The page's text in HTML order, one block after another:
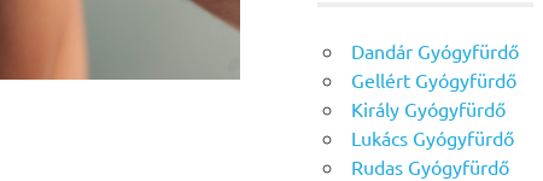
Dandár Gyógyfürdő
Gellért Gyógyfürdő
Király Gyógyfürdő
Lukács Gyógyfürdő
Rudas Gyógyfürdő